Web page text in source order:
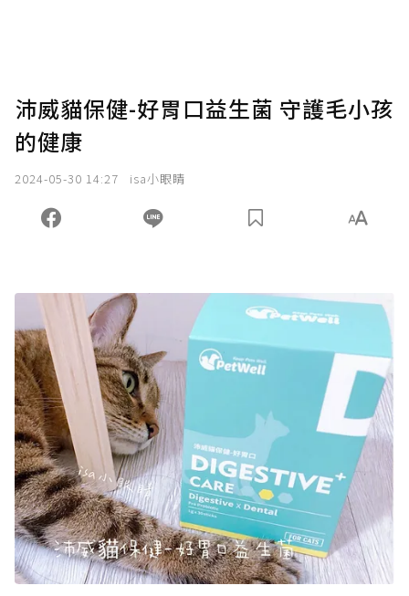
沛威貓保健-好胃口益生菌 守護毛小孩
的健康
2024-05-30 14:27 isa小眼睛